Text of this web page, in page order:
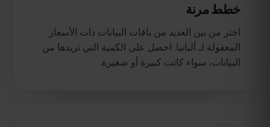
خطط مرنة
اختر من بين العديد من باقات البيانات ذات الأسعار
المعقولة لـ ألبانيا. احصل على الكمية التي تريدها من
البيانات، سواء كانت كبيرة أو صغيرة.